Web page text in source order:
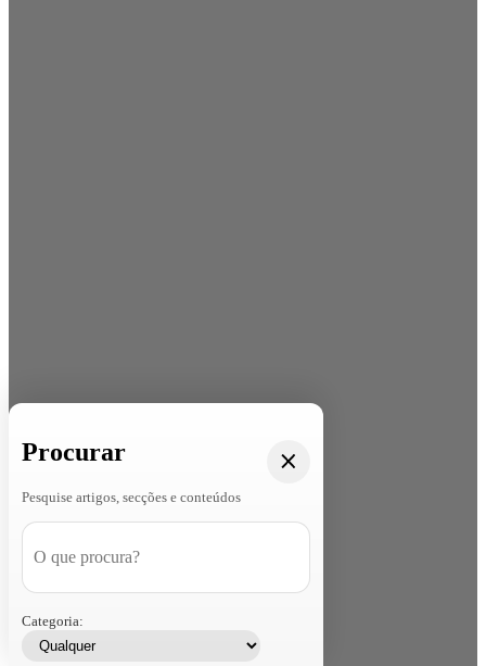
Procurar
Pesquise artigos, secções e conteúdos
Categoria: